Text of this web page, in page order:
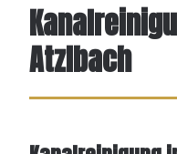
Atzlbach